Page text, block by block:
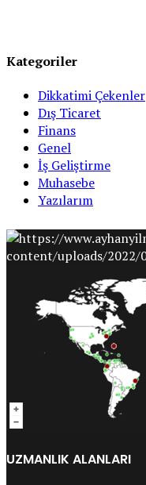
Kategoriler
Dikkatimi Çekenler
Dış Ticaret
Finans
Genel
İş Geliştirme
Muhasebe
Yazılarım
UZMANLIK ALANLARI